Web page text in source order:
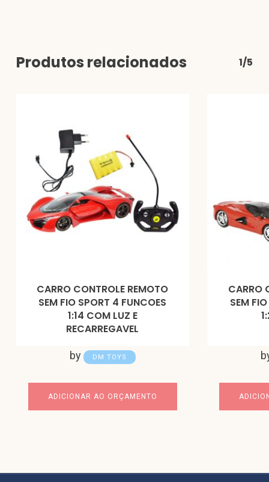
Produtos relacionados 1/5
CARRO CONTROLE REMOTO
SEM FIO SPORT 4 FUNCOES
1:14 COM LUZ E
RECARREGAVEL
by DM TOYS
ADICIONAR AO ORÇAMENTO
CARRO
SEM